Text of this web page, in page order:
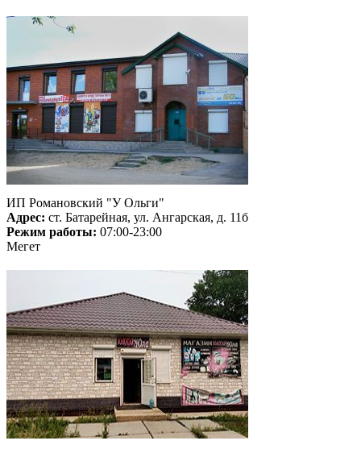
ИП Романовский "У Ольги"
Адрес: ст. Батарейная, ул. Ангарская, д. 11б
Режим работы: 07:00-23:00
Мегет